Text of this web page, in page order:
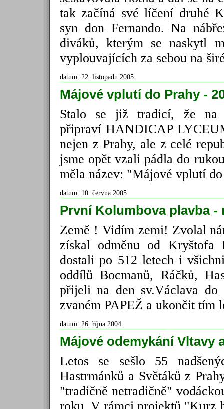
tak začíná své líčení druhé
syn don Fernando. Na
diváků, kterým se naskytl
vyplouvajících za sebou na
datum: 22. listopadu 2005
Májové vplutí do Prahy -
Stalo se již tradicí, že na
připraví HANDICAP
nejen z Prahy, ale z celé
jsme opět vzali pádla do
měla název: "Májové vplutí
datum: 10. června 2005
První Kolumbova plavba -
Země ! Vidím zemi! Zvolal
získal odměnu od Kryštofa
dostali po 512 letech i
oddílů Bocmanů, Ráčků,
přijeli na den sv.Václava
zvaném PAPEŽ a ukončit tím
datum: 26. října 2004
Májové odemykání Vltavy
Letos se sešlo 55
Hastrmánků a Světáků z
"tradičně netradičně"